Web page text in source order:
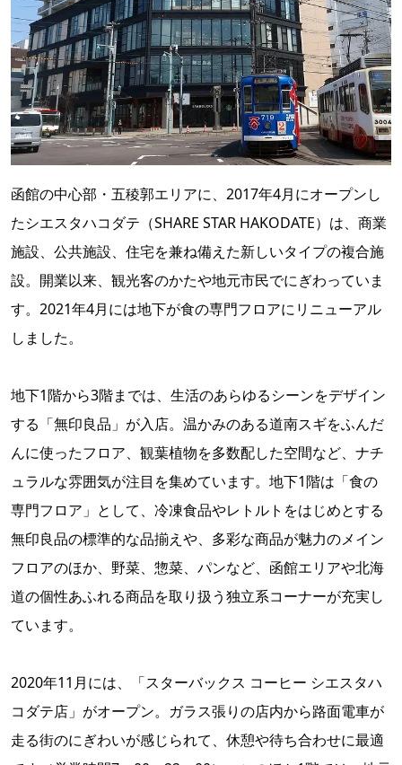
函館の中心部・五稜郭エリアに、2017年4月にオープンし
たシエスタハコダテ（SHARE STAR HAKODATE）は、商業
施設、公共施設、住宅を兼ね備えた新しいタイプの複合施
設。開業以来、観光客のかたや地元市民でにぎわっていま
す。2021年4月には地下が食の専門フロアにリニューアル
しました。
地下1階から3階までは、生活のあらゆるシーンをデザイン
する「無印良品」が入店。温かみのある道南スギをふんだ
んに使ったフロア、観葉植物を多数配した空間など、ナチ
ュラルな雰囲気が注目を集めています。地下1階は「食の
専門フロア」として、冷凍食品やレトルトをはじめとする
無印良品の標準的な品揃えや、多彩な商品が魅力のメイン
フロアのほか、野菜、惣菜、パンなど、函館エリアや北海
道の個性あふれる商品を取り扱う独立系コーナーが充実し
ています。
2020年11月には、「スターバックス コーヒー シエスタハ
コダテ店」がオープン。ガラス張りの店内から路面電車が
走る街のにぎわいが感じられて、休憩や待ち合わせに最適